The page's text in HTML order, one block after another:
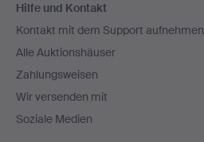
Navigation
Hilfe und Kontakt
Kontakt mit dem Support aufnehmen
Alle Auktionshäuser
Zahlungsweisen
Wir versenden mit
Soziale Medien